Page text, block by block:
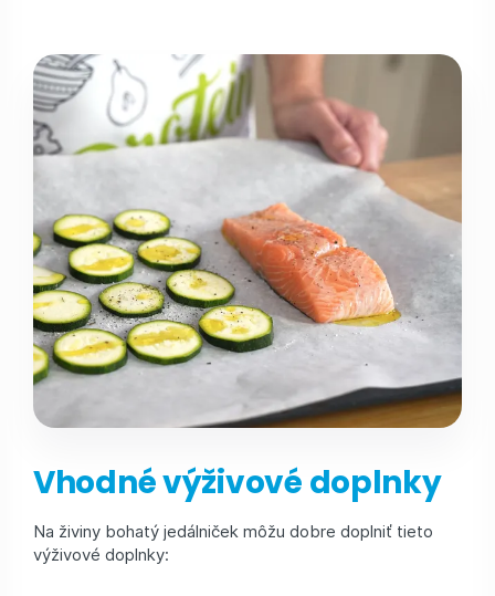
Vhodné výživové doplnky
Na živiny bohatý jedálniček môžu dobre doplniť tieto
výživové doplnky: